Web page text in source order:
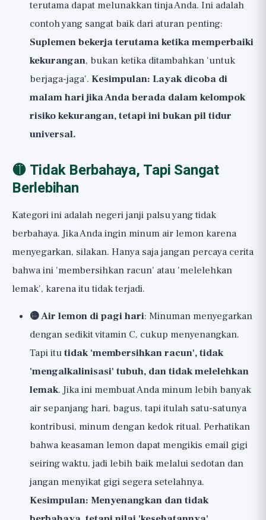
terutama dapat melunakkan tinja Anda. Ini adalah
contoh yang sangat baik dari aturan penting:
Suplemen bekerja terutama ketika memperbaiki
kekurangan, bukan ketika ditambahkan 'untuk
berjaga-jaga'. Kesimpulan: Layak dicoba di
malam hari jika Anda berada dalam kelompok
risiko kekurangan, tetapi ini bukan pil tidur
universal.
🟡 Tidak Berbahaya, Tapi Sangat
Berlebihan
Kategori ini adalah negeri janji palsu yang tidak
berbahaya. Jika Anda ingin minum air lemon karena
menyegarkan, silakan. Hanya saja jangan percaya cerita
bahwa ini 'membersihkan racun' atau 'melelehkan
lemak', karena itu tidak terjadi.
🟡 Air lemon di pagi hari: Minuman menyegarkan
dengan sedikit vitamin C, cukup menyenangkan.
Tapi itutidak 'membersihkan racun', tidak
'mengalkalinisasi' tubuh, dan tidak melelehkan
lemak. Jika ini membuat Anda minum lebih banyak
air sepanjang hari, bagus, tapi itulah satu-satunya
kontribusi, minum dengan kedok ritual. Perhatikan
bahwa keasaman lemon dapat mengikis email gigi
seiring waktu, jadi lebih baik melalui sedotan dan
jangan menyikat gigi segera setelahnya.
Kesimpulan: Menyenangkan dan tidak